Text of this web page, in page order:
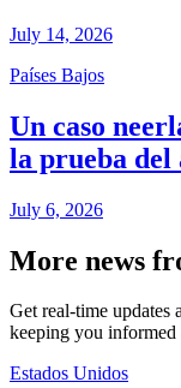
July 14, 2026
Países Bajos
Un caso
la prueba
July 6, 2026
More news
Get real-time updates
keeping you informed
Estados Unidos